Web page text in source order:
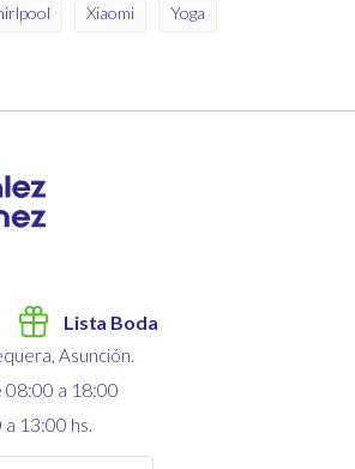
Xiaomi Yoga
Lista Boda
Asunción.
08:00 a 18:00
13:00 hs.